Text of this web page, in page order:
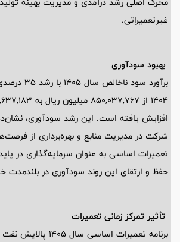
غیرتعمیراتی.
بهبود سودآوری
برآورد سود
افزایش یافته است. این رشد سودآوری،
شرکت در مدیریت منابع و بهره‌برداری از
تعمیرات اساسی به عنوان سرمایه‌گذاری در
حفظ و ارتقای این روند سودآوری در بلندمدت
تأثیر تمرکز زمانی تعمیرات